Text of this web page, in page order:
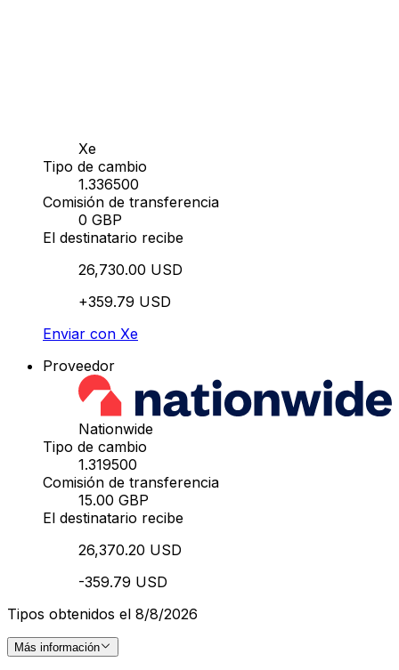
Xe
Tipo de cambio
1.336500
Comisión de transferencia
0 GBP
El destinatario recibe
26,730.00 USD
+359.79 USD
Enviar con Xe
Proveedor
Nationwide
Tipo de cambio
1.319500
Comisión de transferencia
15.00 GBP
El destinatario recibe
26,370.20 USD
-359.79 USD
Tipos obtenidos el 8/8/2026
Más información